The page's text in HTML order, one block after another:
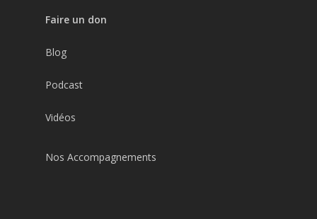
Faire un don
Blog
Podcast
Vidéos
Nos Accompagnements